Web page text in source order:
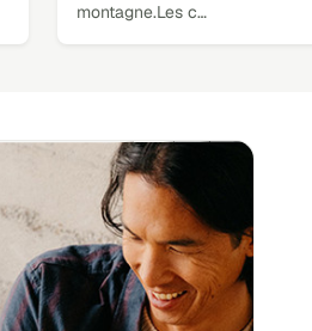
montagne.Les c…